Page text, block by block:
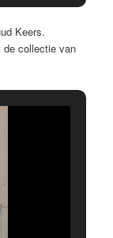
Keers.
de collectie van